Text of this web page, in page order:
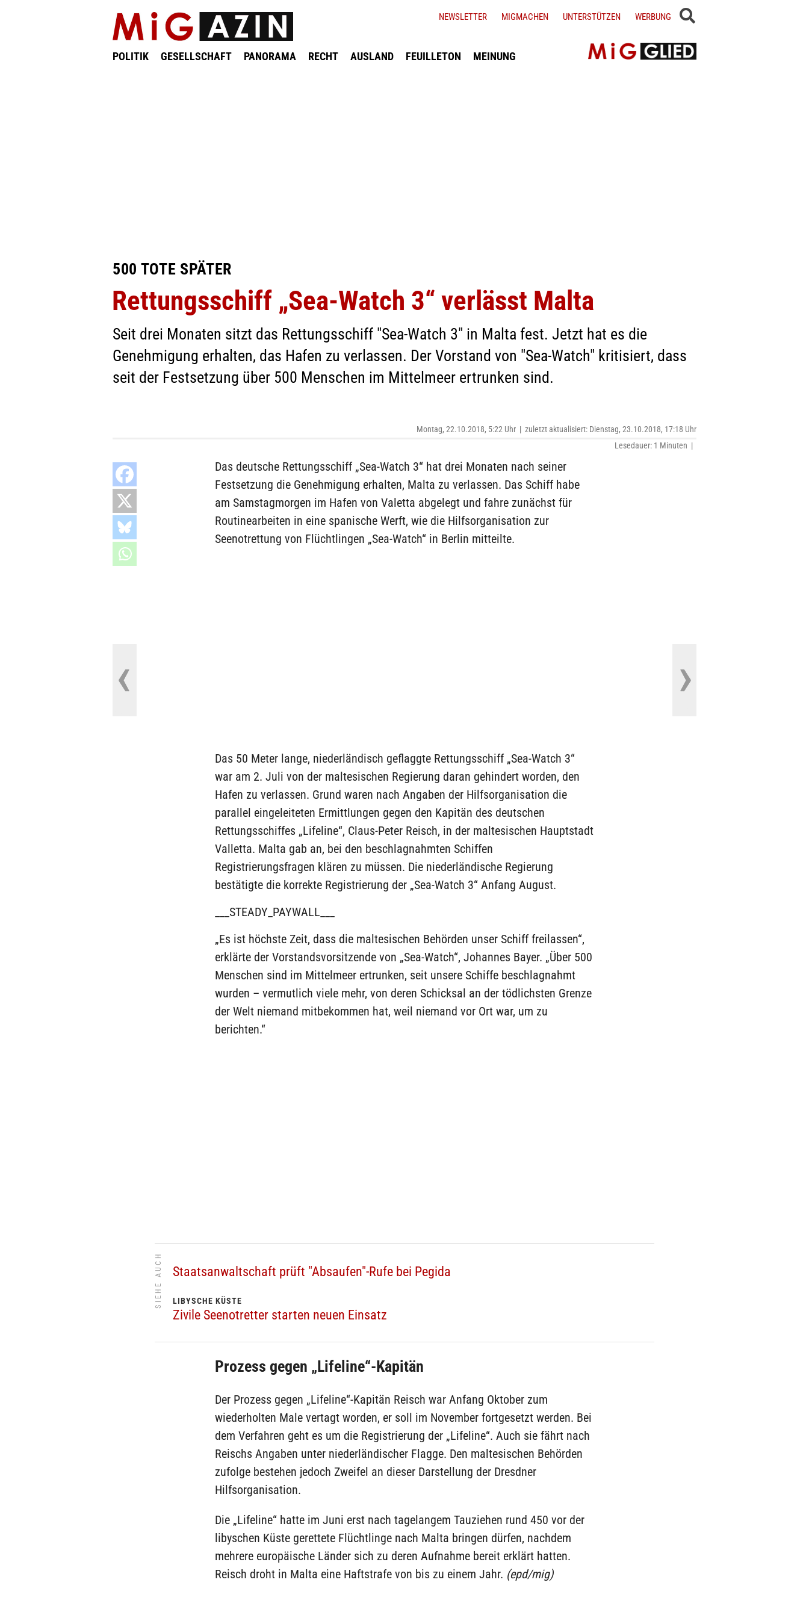
POLITIK GESELLSCHAFT PANORAMA RECHT AUSLAND FEUILLETON MEINUNG
NEWSLETTER MIGMACHEN UNTERSTÜTZEN WERBUNG
500 TOTE SPÄTER
Rettungsschiff „Sea-Watch 3“ verlässt Malta
Seit drei Monaten sitzt das Rettungsschiff "Sea-Watch 3" in Malta fest. Jetzt hat es die
Genehmigung erhalten, das Hafen zu verlassen. Der Vorstand von "Sea-Watch" kritisiert, dass
seit der Festsetzung über 500 Menschen im Mittelmeer ertrunken sind.
Montag, 22.10.2018, 5:22 Uhr | zuletzt aktualisiert: Dienstag, 23.10.2018, 17:18 Uhr
Lesedauer: 1 Minuten |
Das deutsche Rettungsschiff „Sea-Watch 3“ hat drei Monaten nach seiner
Festsetzung die Genehmigung erhalten, Malta zu verlassen. Das Schiff habe
am Samstagmorgen im Hafen von Valetta abgelegt und fahre zunächst für
Routinearbeiten in eine spanische Werft, wie die Hilfsorganisation zur
Seenotrettung von Flüchtlingen „Sea-Watch“ in Berlin mitteilte.
Das 50 Meter lange, niederländisch geflaggte Rettungsschiff „Sea-Watch 3“
war am 2. Juli von der maltesischen Regierung daran gehindert worden, den
Hafen zu verlassen. Grund waren nach Angaben der Hilfsorganisation die
parallel eingeleiteten Ermittlungen gegen den Kapitän des deutschen
Rettungsschiffes „Lifeline“, Claus-Peter Reisch, in der maltesischen Hauptstadt
Valletta. Malta gab an, bei den beschlagnahmten Schiffen
Registrierungsfragen klären zu müssen. Die niederländische Regierung
bestätigte die korrekte Registrierung der „Sea-Watch 3“ Anfang August.
___STEADY_PAYWALL___
„Es ist höchste Zeit, dass die maltesischen Behörden unser Schiff freilassen“,
erklärte der Vorstandsvorsitzende von „Sea-Watch“, Johannes Bayer. „Über 500
Menschen sind im Mittelmeer ertrunken, seit unsere Schiffe beschlagnahmt
wurden – vermutlich viele mehr, von deren Schicksal an der tödlichsten Grenze
der Welt niemand mitbekommen hat, weil niemand vor Ort war, um zu
berichten.“
SIEHE AUCH Staatsanwaltschaft prüft "Absaufen"-Rufe bei Pegida
LIBYSCHE KÜSTE
Zivile Seenotretter starten neuen Einsatz
Prozess gegen „Lifeline“-Kapitän
Der Prozess gegen „Lifeline“-Kapitän Reisch war Anfang Oktober zum
wiederholten Male vertagt worden, er soll im November fortgesetzt werden. Bei
dem Verfahren geht es um die Registrierung der „Lifeline“. Auch sie fährt nach
Reischs Angaben unter niederländischer Flagge. Den maltesischen Behörden
zufolge bestehen jedoch Zweifel an dieser Darstellung der Dresdner
Hilfsorganisation.
Die „Lifeline“ hatte im Juni erst nach tagelangem Tauziehen rund 450 vor der
libyschen Küste gerettete Flüchtlinge nach Malta bringen dürfen, nachdem
mehrere europäische Länder sich zu deren Aufnahme bereit erklärt hatten.
Reisch droht in Malta eine Haftstrafe von bis zu einem Jahr. (epd/mig)